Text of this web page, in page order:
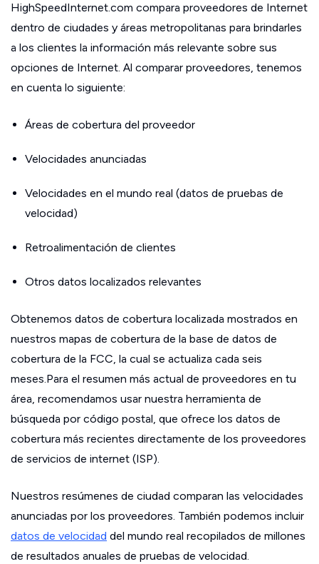
HighSpeedInternet.com compara proveedores de Internet
dentro de ciudades y áreas metropolitanas para brindarles
a los clientes la información más relevante sobre sus
opciones de Internet. Al comparar proveedores, tenemos
en cuenta lo siguiente:
Áreas de cobertura del proveedor
Velocidades anunciadas
Velocidades en el mundo real (datos de pruebas de
velocidad)
Retroalimentación de clientes
Otros datos localizados relevantes
Obtenemos datos de cobertura localizada mostrados en
nuestros mapas de cobertura de la base de datos de
cobertura de la FCC, la cual se actualiza cada seis
meses.Para el resumen más actual de proveedores en tu
área, recomendamos usar nuestra herramienta de
búsqueda por código postal, que ofrece los datos de
cobertura más recientes directamente de los proveedores
de servicios de internet (ISP).
Nuestros resúmenes de ciudad comparan las velocidades
anunciadas por los proveedores. También podemos incluir
datos de velocidad del mundo real recopilados de millones
de resultados anuales de pruebas de velocidad.